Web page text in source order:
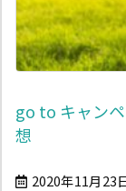
go to キャン
想
2020年11月23